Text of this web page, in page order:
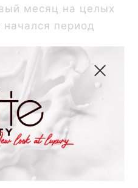
месяц на целых
период
и